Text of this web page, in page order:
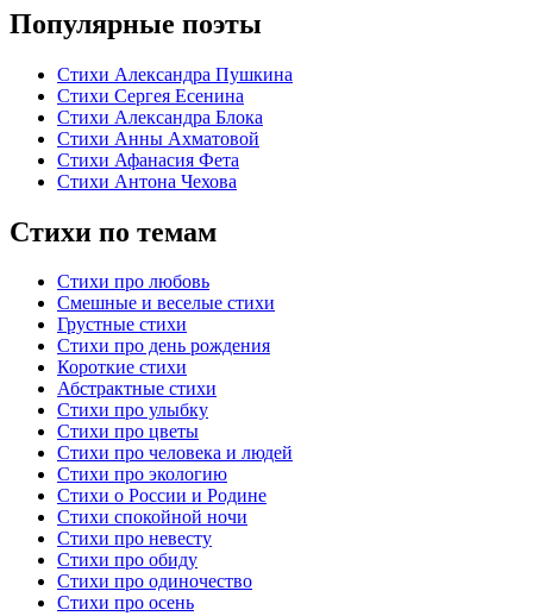
Популярные поэты
Стихи Александра Пушкина
Стихи Сергея Есенина
Стихи Александра Блока
Стихи Анны Ахматовой
Стихи Афанасия Фета
Стихи Антона Чехова
Стихи по темам
Стихи про любовь
Смешные и веселые стихи
Грустные стихи
Стихи про день рождения
Короткие стихи
Абстрактные стихи
Стихи про улыбку
Стихи про цветы
Стихи про человека и людей
Стихи про экологию
Стихи о России и Родине
Стихи спокойной ночи
Стихи про невесту
Стихи про обиду
Стихи про одиночество
Стихи про осень